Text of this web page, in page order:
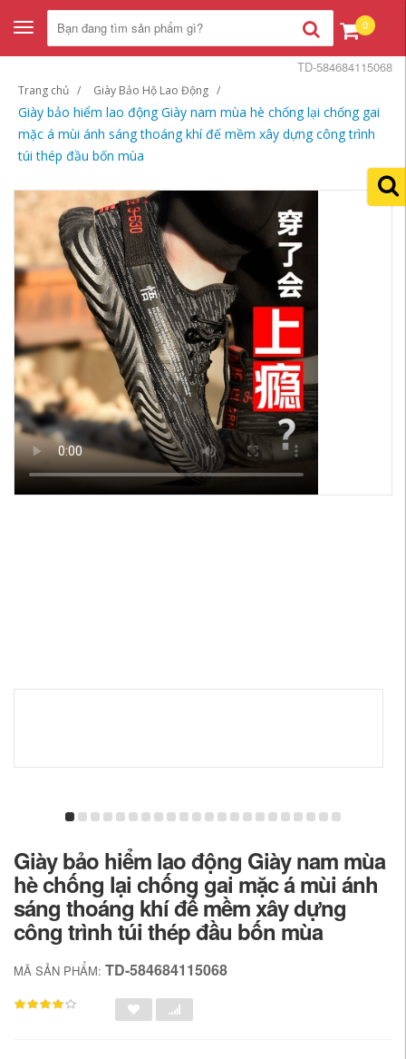
Toggle
navigation
0
Trang chủ Giày Bảo Hộ Lao Động
Giày bảo hiểm lao động Giày nam mùa hè chống lại chống gai
mặc á mùi ánh sáng thoáng khí đế mềm xây dựng công trình
túi thép đầu bốn mùa
TD-584684115068
Giày bảo hiểm lao động Giày nam mùa
hè chống lại chống gai mặc á mùi ánh
sáng thoáng khí đế mềm xây dựng
công trình túi thép đầu bốn mùa
MÃ SẢN PHẨM: TD-584684115068